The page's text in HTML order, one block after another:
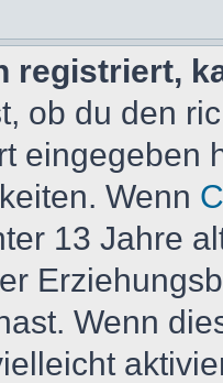
registriert,
ob du den
eingegeben
Wenn
13 Jahre
Wenn